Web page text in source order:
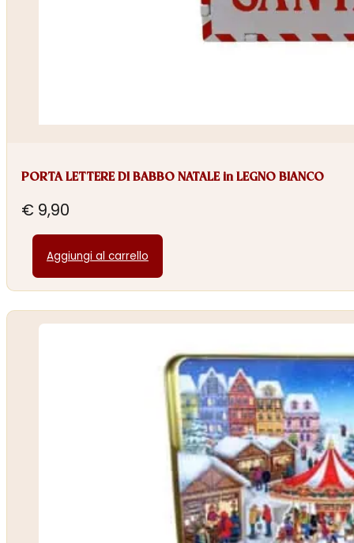
PORTA LETTERE DI BABBO NATALE in LEGNO BIANCO
€ 9,90
Aggiungi al carrello